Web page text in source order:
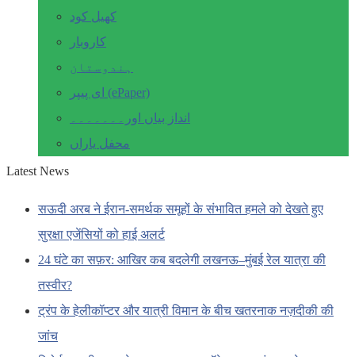
کھیل کود
کاروبار
ہندوستان
ای پیپر (ePaper)
انداز بیاں اور۔۔۔۔۔۔۔
محفل یاراں
Latest News
सऊदी अरब ने ईरान-समर्थक समूहों के संभावित हमले को देखते हुए
सुरक्षा एजेंसियों को हाई अलर्ट
24 घंटे का सफ़र: आखिर कब बदलेगी लखनऊ–मुंबई रेल यात्रा की
तस्वीर?
ट्रंप के हेलीकॉप्टर और यात्री विमान के बीच खतरनाक नज़दीकी की
जांच